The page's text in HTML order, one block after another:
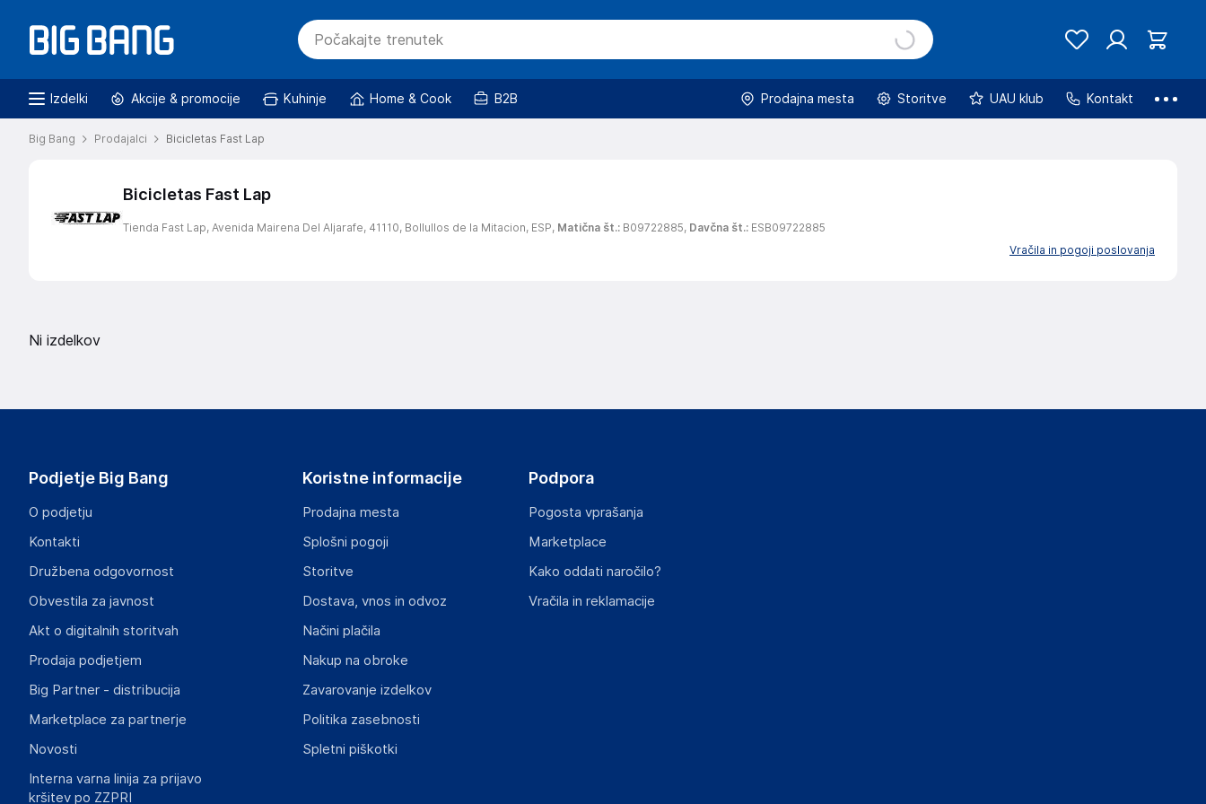
Izdelki Akcije & promocije Kuhinje Home & Cook B2B Prodajna mesta Storitve UAU klub Kontakt
Big Bang Prodajalci Bicicletas Fast Lap
Bicicletas Fast Lap
Tienda Fast Lap, Avenida Mairena Del Aljarafe, 41110, Bollullos de la Mitacion, ESP, Matična št.: B09722885, Davčna št.: ESB09722885
Vračila in pogoji poslovanja
Ni izdelkov
Podjetje Big Bang
O podjetju
Kontakti
Družbena odgovornost
Obvestila za javnost
Akt o digitalnih storitvah
Prodaja podjetjem
Big Partner - distribucija
Marketplace za partnerje
Novosti
Interna varna linija za prijavo
kršitev po ZZPRI
Koristne informacije
Prodajna mesta
Splošni pogoji
Storitve
Dostava, vnos in odvoz
Načini plačila
Nakup na obroke
Zavarovanje izdelkov
Politika zasebnosti
Spletni piškotki
Podpora
Pogosta vprašanja
Marketplace
Kako oddati naročilo?
Vračila in reklamacije